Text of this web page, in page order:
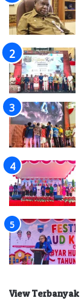
View Terbanyak